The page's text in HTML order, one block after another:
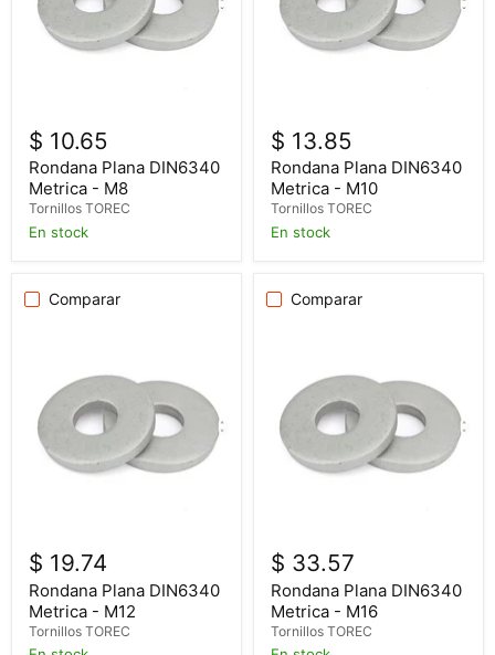
$ 10.65
Rondana Plana DIN6340
Metrica - M8
Tornillos TOREC
En stock
$ 13.85
Rondana Plana DIN6340
Metrica - M10
Tornillos TOREC
En stock
Comparar
$ 19.74
Rondana Plana DIN6340
Metrica - M12
Tornillos TOREC
Comparar
$ 33.57
Rondana Plana DIN6340
Metrica - M16
Tornillos TOREC